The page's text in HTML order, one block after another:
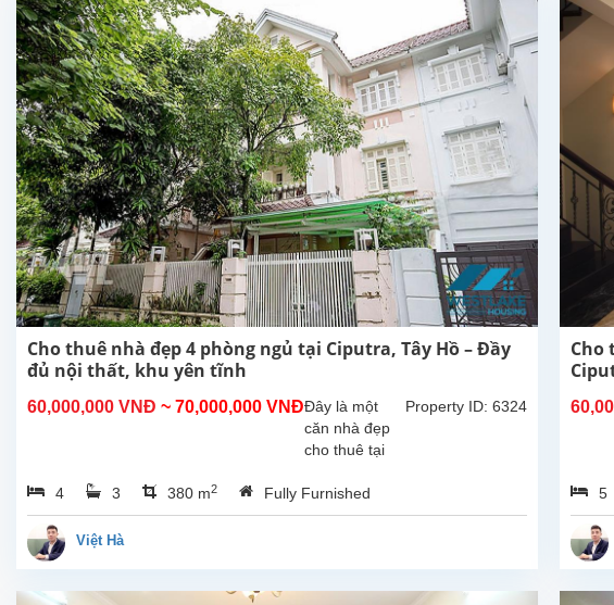
Cho thuê nhà đẹp 4 phòng ngủ tại Ciputra, Tây Hồ – Đầy
đủ nội thất, khu yên tĩnh
60,000,000 VNĐ ~ 70,000,000 VNĐ Property ID: 6324
Đây là một
căn nhà đẹp
cho thuê tại
Tây Hồ, Hà
Nội. Nhà được
4 3 380 m2 Fully Furnished
Việt Hà
Cho
5